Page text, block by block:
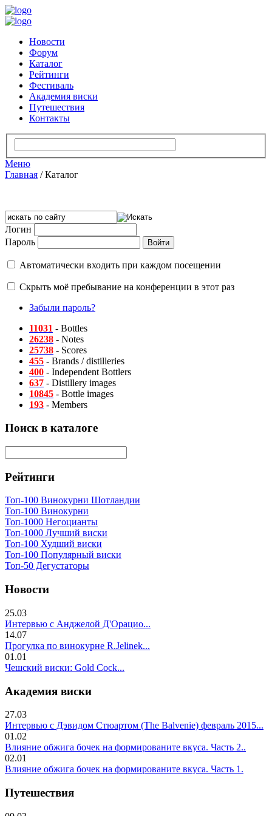
Новости
Форум
Каталог
Рейтинги
Фестиваль
Академия виски
Путешествия
Контакты
Меню
Главная /Каталог
Логин
Пароль
Автоматически входить при каждом посещении
Скрыть моё пребывание на конференции в этот раз
Забыли пароль?
11031 - Bottles
26238 - Notes
25738 - Scores
455 - Brands / distilleries
400 - Independent Bottlers
637 - Distillery images
10845 - Bottle images
193 - Members
Поиск в каталоге
Рейтинги
Топ-100 Винокурни Шотландии
Топ-100 Винокурни
Топ-1000 Негоцианты
Топ-1000 Лучший виски
Топ-100 Худший виски
Топ-100 Популярный виски
Топ-50 Дегустаторы
Новости
25.03
Интервью с Анджелой Д'Орацио...
14.07
Прогулка по винокурне R.Jelinek...
01.01
Чешский виски: Gold Cock...
Академия виски
27.03
Интервью с Дэвидом Стюартом (The Balvenie) февраль 2015...
01.02
Влияние обжига бочек на формированите вкуса. Часть 2..
02.01
Влияние обжига бочек на формированите вкуса. Часть 1.
Путешествия